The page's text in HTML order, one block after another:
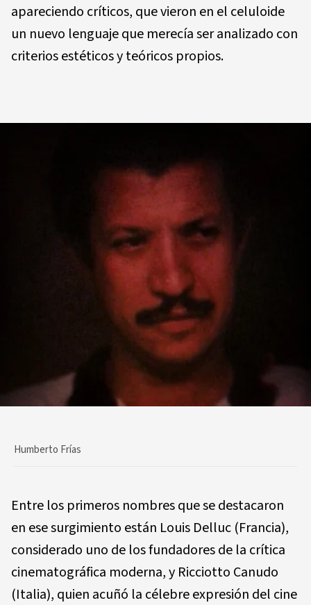
apareciendo críticos, que vieron en el celuloide
un nuevo lenguaje que merecía ser analizado con
criterios estéticos y teóricos propios.
Humberto Frías
Entre los primeros nombres que se destacaron
en ese surgimiento están Louis Delluc (Francia),
considerado uno de los fundadores de la crítica
cinematográfica moderna, y Ricciotto Canudo
(Italia), quien acuñó la célebre expresión del cine